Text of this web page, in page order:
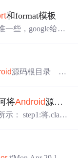
和format模板
一些，google给开
源码根目录
An
1）修改Eclipse
改为下面的值：
将Android源码
将.class
该文件为隐藏文